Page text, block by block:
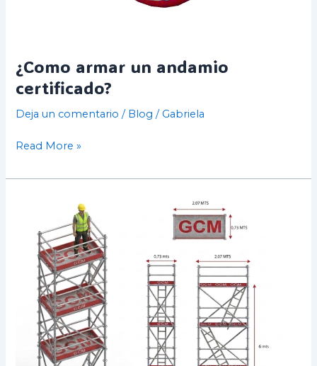
¿Como armar un andamio
certificado?
Deja un comentario / Blog / Gabriela
Read More »
precio
andamio
certificado
alquiler?